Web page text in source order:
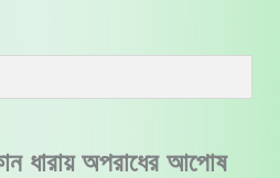
ধারায় অপরাধের আপোষ